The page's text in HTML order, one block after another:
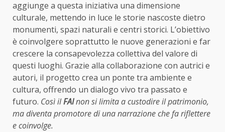
aggiunge a questa iniziativa una dimensione
culturale, mettendo in luce le storie nascoste dietro
monumenti, spazi naturali e centri storici. L’obiettivo
è coinvolgere soprattutto le nuove generazioni e far
crescere la consapevolezza collettiva del valore di
questi luoghi. Grazie alla collaborazione con autrici e
autori, il progetto crea un ponte tra ambiente e
cultura, offrendo un dialogo vivo tra passato e
futuro. Così ilFAInon si limita a custodire il patrimonio,
ma diventa promotore di una narrazione che fa riflettere
e coinvolge.